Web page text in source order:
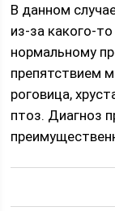
В данном
из-за какого-
нормальному
препятствием
роговица,
птоз. Диагноз